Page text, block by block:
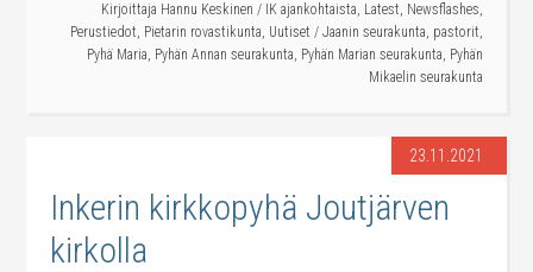
Kirjoittaja Hannu Keskinen / IK ajankohtaista, Latest, Newsflashes,
Perustiedot, Pietarin rovastikunta, Uutiset / Jaanin seurakunta, pastorit,
Pyhä Maria, Pyhän Annan seurakunta, Pyhän Marian seurakunta, Pyhän
Mikaelin seurakunta
23.11.2021
Inkerin kirkkopyhä Joutjärven
kirkolla